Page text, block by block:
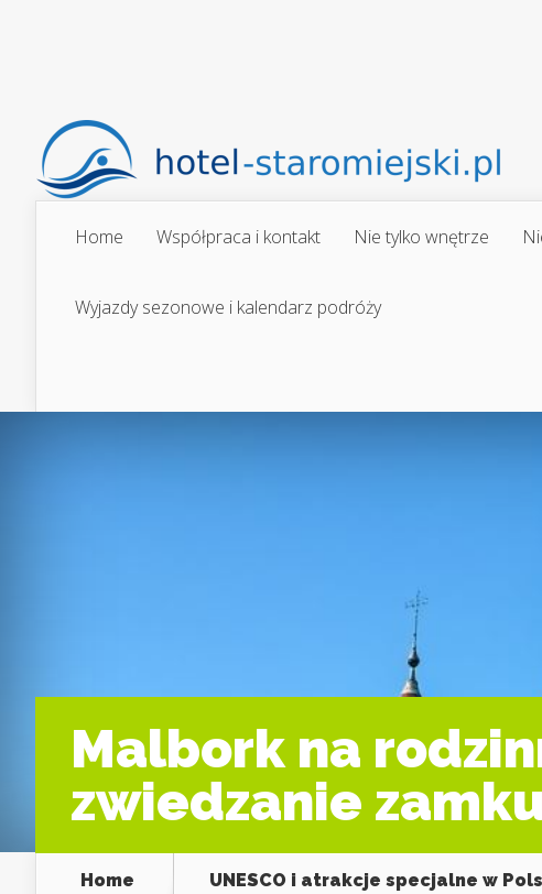
Home Współpraca i kontakt Nie tylko wnętrze
Wyjazdy sezonowe i kalendarz podróży
Malbork na
zwiedzanie
Home
UNESCO i atrakcje specjalne w